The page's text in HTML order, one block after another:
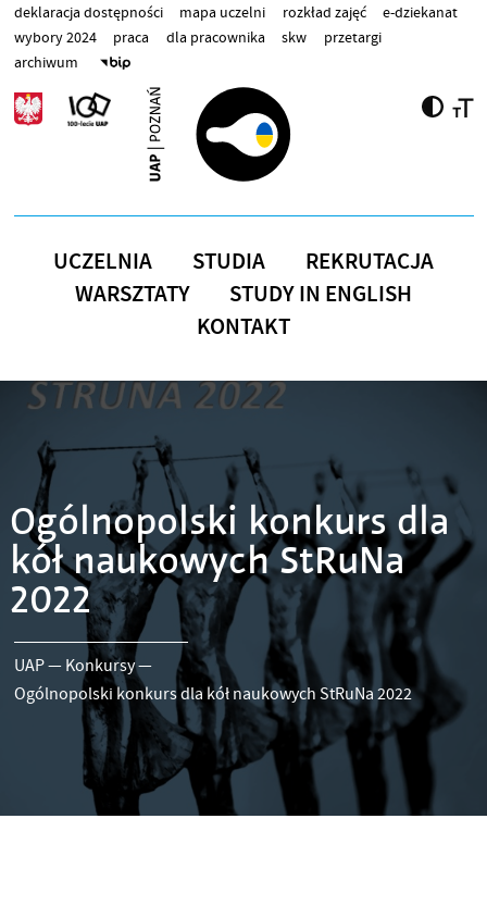
Przejdź do treści
deklaracja dostępności mapa uczelni rozkład zajęć
e-dziekanat
wybory 2024
praca dla pracownika skw
przetargi
archiwum
UCZELNIA STUDIA
REKRUTACJA
WARSZTATY
STUDY IN ENGLISH
KONTAKT
Ogólnopolski konkurs dla
kół naukowych StRuNa
2022
UAP— Konkursy—
Ogólnopolski konkurs dla kół naukowych StRuNa 2022